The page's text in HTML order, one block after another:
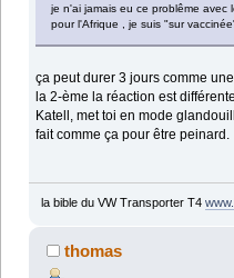
je n'ai jamais eu ce problême avec
pour l'Afrique , je suis "sur
ça peut durer 3 jours comme
la 2-ème la réaction est
Katell, met toi en mode
fait comme ça pour être peinard.
la bible du VW Transporter T4
thomas